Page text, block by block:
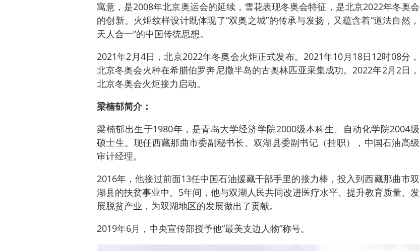
寓意，是2008年北京奥运会的延续，雪花表现冬奥会特征，是北京2022年冬奥会
的创新。火炬纹样设计既体现了“双奥之城”的传承与发扬，又蕴含着“道法自然，
天人合一”的中国传统思想。
2021年2月4日，北京2022年冬奥会火炬正式发布。2021年10月18日12时08分，
北京冬奥会火种在希腊伯罗奔尼撒半岛的古奥林匹亚采集成功。2022年2月2日，
北京冬奥会火炬接力启动。
梁楠郁简介：
梁楠郁出生于1980年，是青岛大学经济学院2000级本科生、自动化学院2004级
硕士生。现任西藏那曲市委副秘书长、双湖县委副书记（挂职），中国石油高级
审计经理。
2016年，他接过前面13任中国石油援藏干部手里的接力棒，投入到西藏那曲市双
湖县的扶贫事业中。5年间，他与双湖人民共同改进医疗水平、提升教育质量、发
展脱贫产业，为双湖地区的发展做出了贡献。
2019年6月，中央宣传部授予他“最美支边人物”称号。